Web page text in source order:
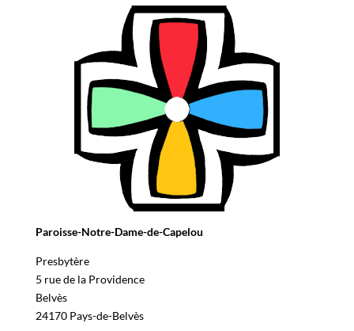
Paroisse-Notre-Dame-de-Capelou
Presbytère
5 rue de la Providence
Belvès
24170 Pays-de-Belvès